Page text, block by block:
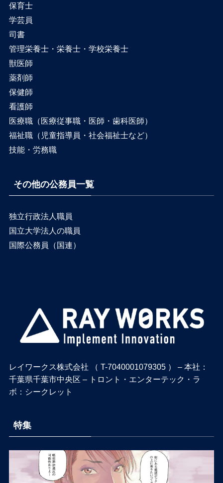
保育士
学芸員
司書
管理栄養士・栄養士・学校栄養士
獣医師
薬剤師
保健師
看護師
医療職（医療従事職・医師・歯科医師）
福祉職（児童指導員・社会福祉士など）
技能・労務職
その他の公務員一覧
独立行政法人職員
国立大学法人の職員
国際公務員（国連）
レイワークス株式会社 （ T-7040001079305 ） – 本社：
千葉県千葉市中央区 – トロント・エンターテック・ラ
ボ：シークレット
特集